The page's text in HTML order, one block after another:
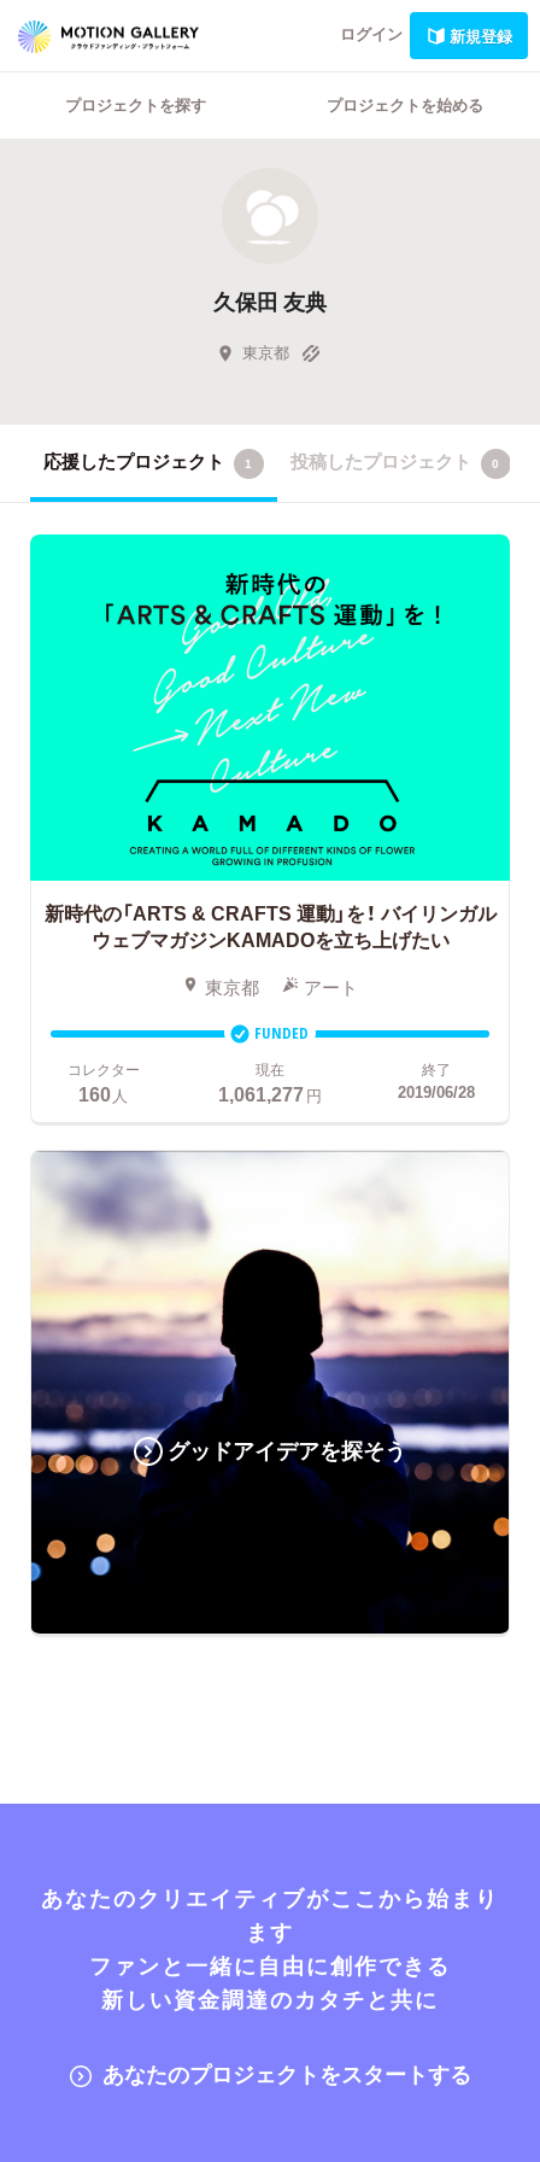
ログイン 新規登録
プロジェクトを探す プロジェクトを始める
久保田 友典
東京都
応援したプロジェクト 1 投稿したプロジェクト 0
新時代の「ARTS & CRAFTS 運動」を！ バイリンガル
ウェブマガジンKAMADOを立ち上げたい
東京都 アート
FUNDED
コレクター
160 人
現在
1,061,277円
終了
2019/06/28
グッドアイデアを探そう
あなたのクリエイティブがここから始まり
ます
ファンと一緒に自由に創作できる
新しい資金調達のカタチと共に
あなたのプロジェクトをスタートする